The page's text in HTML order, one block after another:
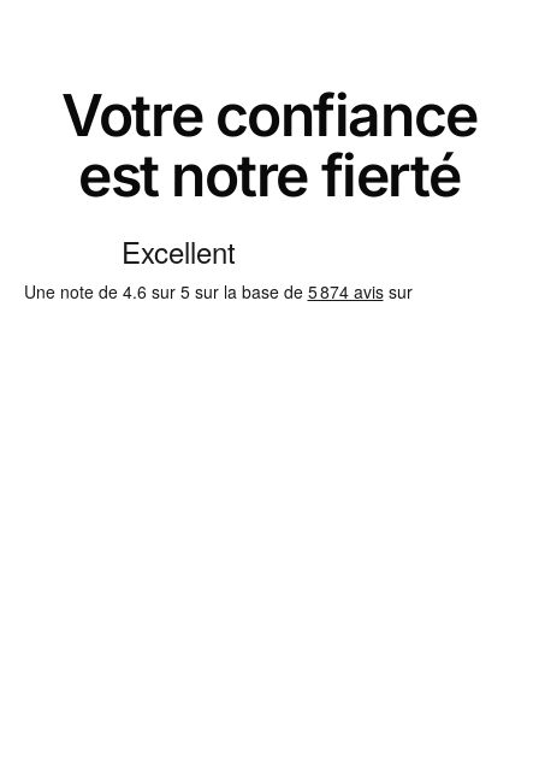
Votre confiance
est notre fierté